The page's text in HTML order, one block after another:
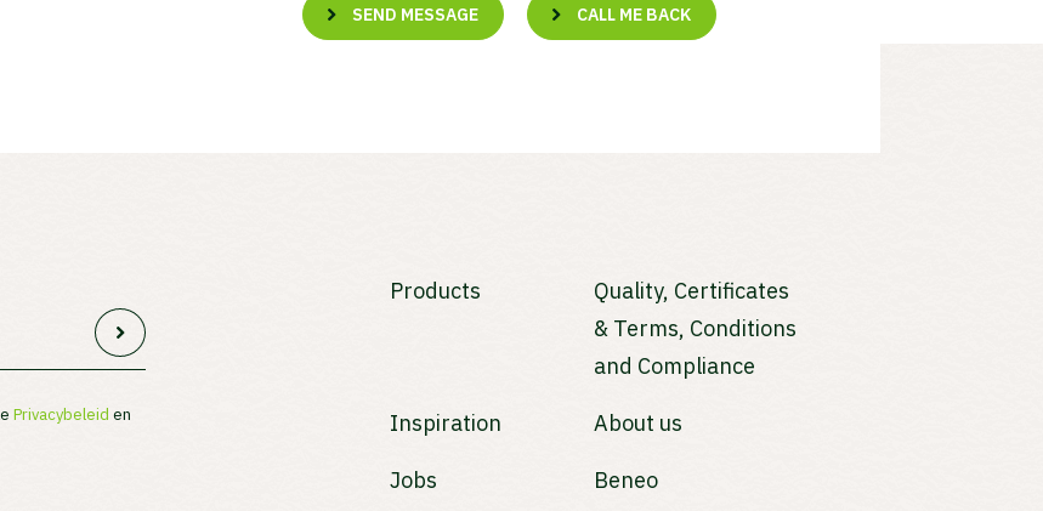
SEND MESSAGE CALL ME BACK
Privacybeleid en
Products
Quality, Certificates
& Terms, Conditions
and Compliance
Inspiration About us
Jobs Beneo